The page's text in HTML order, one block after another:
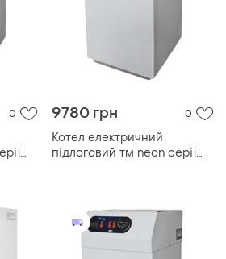
0 9780 грн 0
Котел електричний
підлоговий тм neon серії